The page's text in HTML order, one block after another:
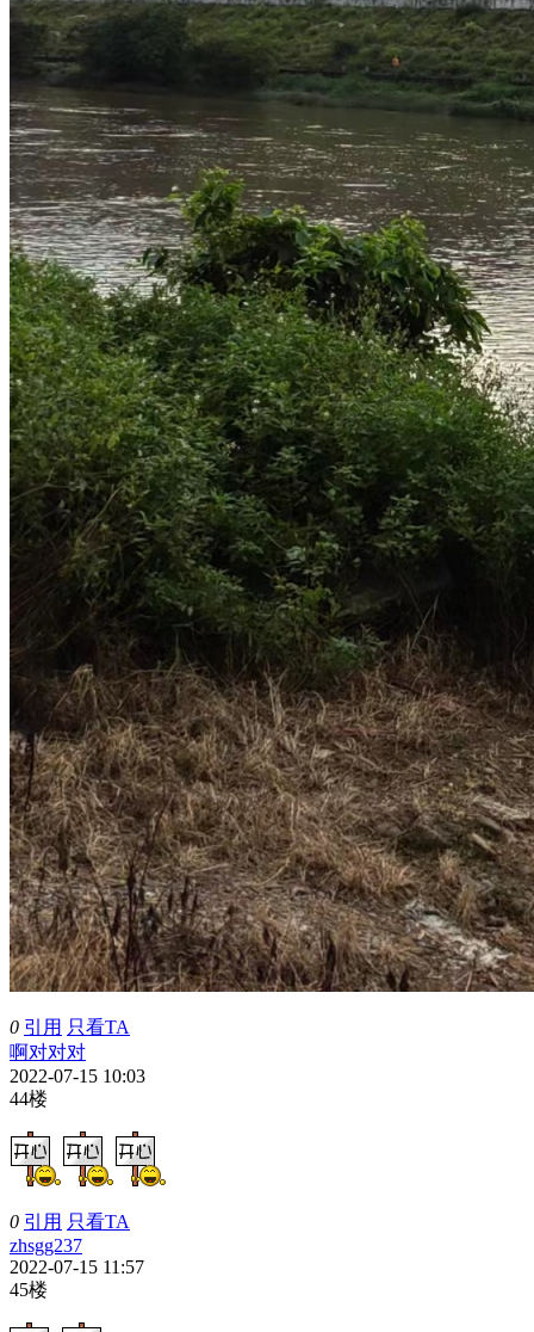
0 引用 只看TA
啊对对对
2022-07-15 10:03
44楼
0 引用 只看TA
zhsgg237
2022-07-15 11:57
45楼